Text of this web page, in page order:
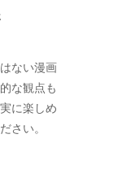
ない漫画
な観点も
に楽しめ
さい。